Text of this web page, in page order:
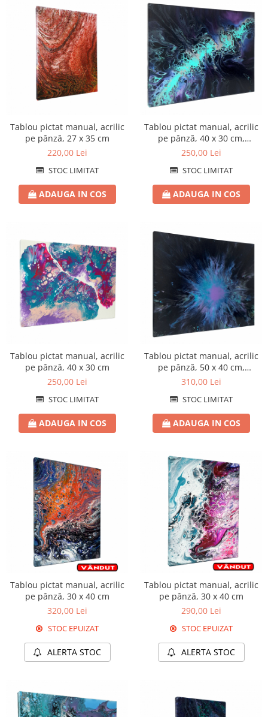
Tablou pictat manual, acrilic
pe pânză, 27 x 35 cm
220,00 Lei
STOC LIMITAT
ADAUGA IN COS
Tablou pictat manual, acrilic
pe pânză, 40 x 30 cm,
iridescent
250,00 Lei
STOC LIMITAT
ADAUGA IN COS
Tablou pictat manual, acrilic
pe pânză, 40 x 30 cm
250,00 Lei
STOC LIMITAT
ADAUGA IN COS
Tablou pictat manual, acrilic
pe pânză, 50 x 40 cm,
iridescent
310,00 Lei
STOC LIMITAT
ADAUGA IN COS
Tablou pictat manual, acrilic
pe pânză, 30 x 40 cm
320,00 Lei
STOC EPUIZAT
ALERTA STOC
Tablou pictat manual, acrilic
pe pânză, 30 x 40 cm
290,00 Lei
STOC EPUIZAT
ALERTA STOC